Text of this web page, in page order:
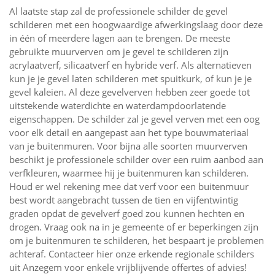
Al laatste stap zal de professionele schilder de gevel
schilderen met een hoogwaardige afwerkingslaag door deze
in één of meerdere lagen aan te brengen. De meeste
gebruikte muurverven om je gevel te schilderen zijn
acrylaatverf, silicaatverf en hybride verf. Als alternatieven
kun je je gevel laten schilderen met spuitkurk, of kun je je
gevel kaleien. Al deze gevelverven hebben zeer goede tot
uitstekende waterdichte en waterdampdoorlatende
eigenschappen. De schilder zal je gevel verven met een oog
voor elk detail en aangepast aan het type bouwmateriaal
van je buitenmuren. Voor bijna alle soorten muurverven
beschikt je professionele schilder over een ruim aanbod aan
verfkleuren, waarmee hij je buitenmuren kan schilderen.
Houd er wel rekening mee dat verf voor een buitenmuur
best wordt aangebracht tussen de tien en vijfentwintig
graden opdat de gevelverf goed zou kunnen hechten en
drogen. Vraag ook na in je gemeente of er beperkingen zijn
om je buitenmuren te schilderen, het bespaart je problemen
achteraf. Contacteer hier onze erkende regionale schilders
uit Anzegem voor enkele vrijblijvende offertes of advies!